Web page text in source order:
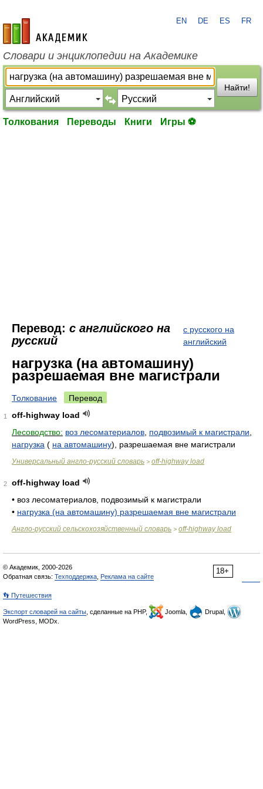
academic.ru
EN DE ES FR
Словари и энциклопедии на Академике
Найти!
Толкования Переводы Книги Игры ⚽
Перевод: с английского на
русский
с русского на
английский
нагрузка (на автомашину)
разрешаемая вне магистрали
Толкование Перевод
1
off-highway load
Лесоводство: воз лесоматериалов подвозимый к магистрали
нагрузка ( на автомашину), разрешаемая вне магистрали
Универсальный англо-русский словарь > off-highway load
2
off-highway load
• воз лесоматериалов, подвозимый к магистрали
• нагрузка (на автомашину) разрешаемая вне магистрали
Англо-русский сельскохозяйственный словарь > off-highway load
18+
© Академик, 2000-2026
Обратная связь: Техподдержка Реклама на сайте
👣 Путешествия
Экспорт словарей на сайты , сделанные на PHP, Joomla,
Drupal,
WordPress, MODx.